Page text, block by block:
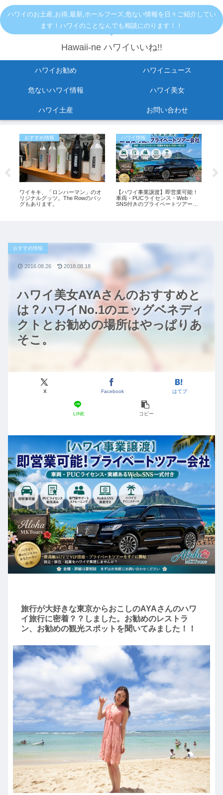
ハワイのお土産,お得,最新,ホールフーズ,危ない情報を日々ご紹介してい
ます！ハワイのことなんでも相談にのります！！
Hawaii-ne ハワイいいね!!
ハワイお勧め ハワイニュース
危ないハワイ情報 ハワイ美女
ハワイ土産 お問い合わせ
おすすめ情報
ワイキキ、「ロンハーマン」のオ
リジナルグッツ。The Rowのバッ
グもあります。
ハワイ情報
【ハワイ事業譲渡】即営業可能！
車両・PUCライセンス・Web・
SNS付きのプライベートツアー会
ハワイ美女AYAさんのおすすめと
は？ハワイNo.1のエッグベネディ
クトとお勧めの場所はやっぱりあ
そこ。
おすすめ情報
X Facebook はてブ
LINE コピー
2016.08.26 2018.08.18
旅行が大好きな東京からおこしのAYAさんのハワ
イ旅行に密着？？しました。お勧めのレストラ
ン、お勧めの観光スポットを聞いてみました！！